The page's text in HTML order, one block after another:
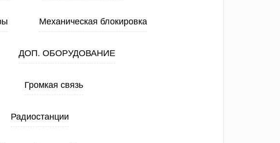
Механическая блокировка
ДОП. ОБОРУДОВАНИЕ
Громкая связь
Радиостанции